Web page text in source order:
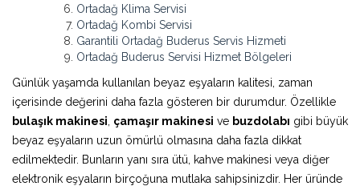
Ortadağ Klima Servisi
Ortadağ Kombi Servisi
Garantili Ortadağ Buderus Servis Hizmeti
Ortadağ Buderus Servisi Hizmet Bölgeleri
Günlük yaşamda kullanılan beyaz eşyaların kalitesi, zaman
içerisinde değerini daha fazla gösteren bir durumdur. Özellikle
bulaşık makinesi çamaşır makinesi ve buzdolabı gibi büyük
beyaz eşyaların uzun ömürlü olmasına daha fazla dikkat
edilmektedir. Bunların yanı sıra ütü, kahve makinesi veya diğer
elektronik eşyaların birçoğuna mutlaka sahipsinizdir. Her üründe